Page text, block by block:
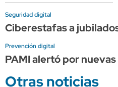
Seguridad digital
Ciberestafas a
Prevención digital
PAMI alertó por
Otras noticias